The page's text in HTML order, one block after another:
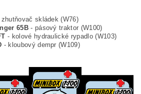
zhutňovač skládek (W76)
65B- pásový traktor (W100)
- kolové hydraulické rypadlo (W103)
- kloubový dempr (W109)